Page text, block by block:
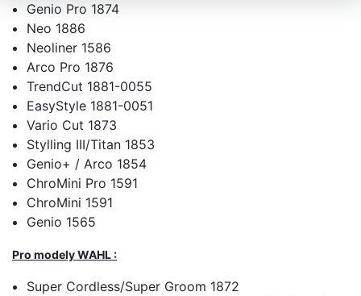
Genio Pro 1874
Neo 1886
Neoliner 1586
Arco Pro 1876
TrendCut 1881-0055
EasyStyle 1881-0051
Vario Cut 1873
Stylling III/Titan 1853
Genio+ / Arco 1854
ChroMini Pro 1591
ChroMini 1591
Genio 1565
Pro modely WAHL :
Super Cordless/Super Groom 1872